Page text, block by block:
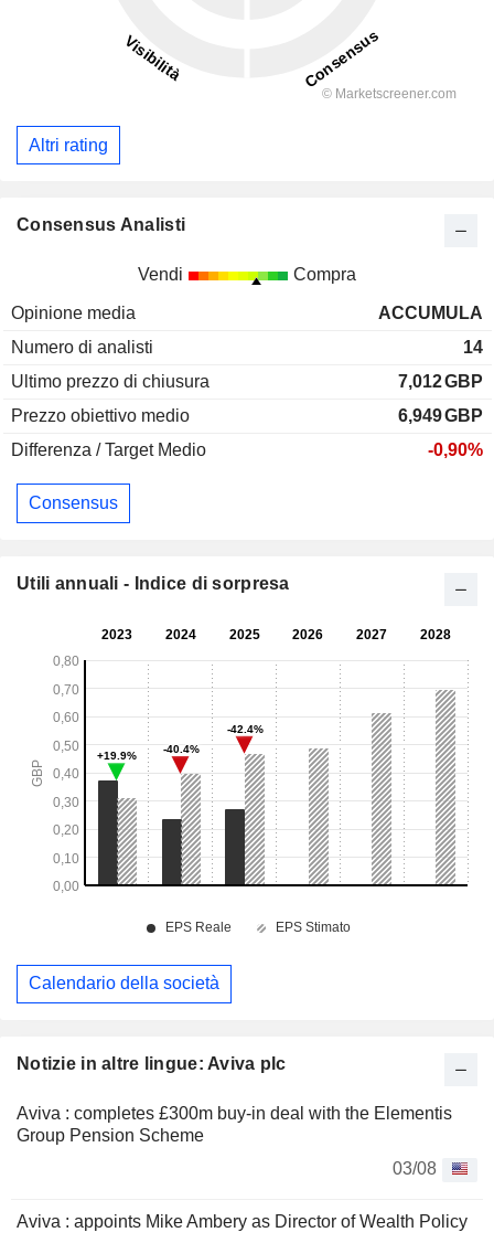
Notizie in altre lingue: Aviva plc
Aviva : completes £300m buy-in deal with the Elementis
Group Pension Scheme
03/08
Aviva : appoints Mike Ambery as Director of Wealth Policy
Altri rating
Consensus Analisti
Vendi Compra
Opinione media
ACCUMULA
Numero di analisti
14
Ultimo prezzo di chiusura
7,012GBP
Prezzo obiettivo medio
6,949GBP
Differenza / Target Medio
-0,90%
Consensus
Utili annuali - Indice di sorpresa
Calendario della società